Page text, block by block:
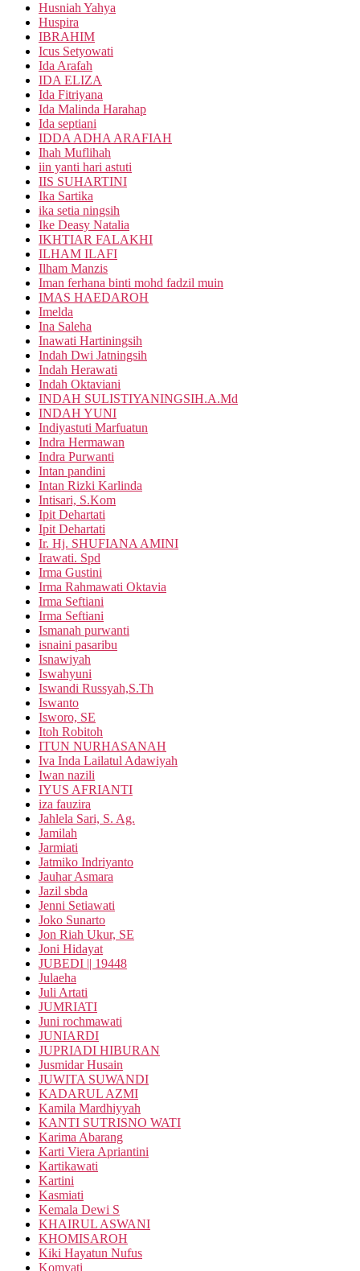
Husniah Yahya
Huspira
IBRAHIM
Icus Setyowati
Ida Arafah
IDA ELIZA
Ida Fitriyana
Ida Malinda Harahap
Ida septiani
IDDA ADHA ARAFIAH
Ihah Muflihah
iin yanti hari astuti
IIS SUHARTINI
Ika Sartika
ika setia ningsih
Ike Deasy Natalia
IKHTIAR FALAKHI
ILHAM ILAFI
Ilham Manzis
Iman ferhana binti mohd fadzil muin
IMAS HAEDAROH
Imelda
Ina Saleha
Inawati Hartiningsih
Indah Dwi Jatningsih
Indah Herawati
Indah Oktaviani
INDAH SULISTIYANINGSIH.A.Md
INDAH YUNI
Indiyastuti Marfuatun
Indra Hermawan
Indra Purwanti
Intan pandini
Intan Rizki Karlinda
Intisari, S.Kom
Ipit Dehartati
Ipit Dehartati
Ir. Hj. SHUFIANA AMINI
Irawati. Spd
Irma Gustini
Irma Rahmawati Oktavia
Irma Seftiani
Irma Seftiani
Ismanah purwanti
isnaini pasaribu
Isnawiyah
Iswahyuni
Iswandi Russyah,S.Th
Iswanto
Isworo, SE
Itoh Robitoh
ITUN NURHASANAH
Iva Inda Lailatul Adawiyah
Iwan nazili
IYUS AFRIANTI
iza fauzira
Jahlela Sari, S. Ag.
Jamilah
Jarmiati
Jatmiko Indriyanto
Jauhar Asmara
Jazil sbda
Jenni Setiawati
Joko Sunarto
Jon Riah Ukur, SE
Joni Hidayat
JUBEDI || 19448
Julaeha
Juli Artati
JUMRIATI
Juni rochmawati
JUNIARDI
JUPRIADI HIBURAN
Jusmidar Husain
JUWITA SUWANDI
KADARUL AZMI
Kamila Mardhiyyah
KANTI SUTRISNO WATI
Karima Abarang
Karti Viera Apriantini
Kartikawati
Kartini
Kasmiati
Kemala Dewi S
KHAIRUL ASWANI
KHOMISAROH
Kiki Hayatun Nufus
Komyati